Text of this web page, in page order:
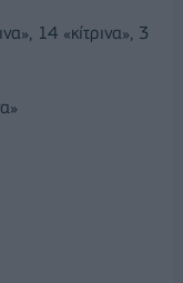
14 «κίτρινα», 3